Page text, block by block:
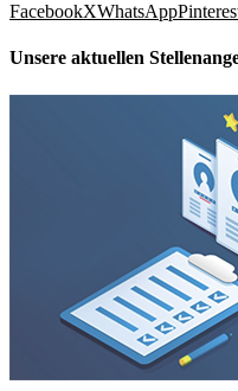
FacebookXWhatsApp
Unsere aktuellen